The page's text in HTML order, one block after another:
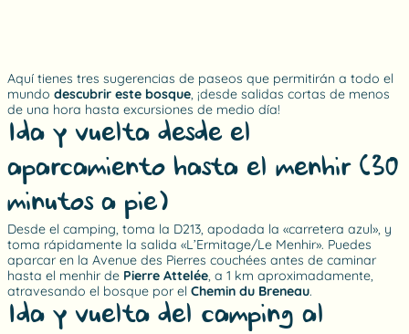
Aquí tienes tres sugerencias de paseos que permitirán a todo el
mundo descubrir este bosque, ¡desde salidas cortas de menos
de una hora hasta excursiones de medio día!
Ida y vuelta desde el
aparcamiento hasta el menhir (30
minutos a pie)
Desde el camping, toma la D213, apodada la «carretera azul», y
toma rápidamente la salida «L’Ermitage/Le Menhir». Puedes
aparcar en la Avenue des Pierres couchées antes de caminar
hasta el menhir de Pierre Attelée, a 1 km aproximadamente,
atravesando el bosque por el Chemin du Breneau.
Ida y vuelta del camping al